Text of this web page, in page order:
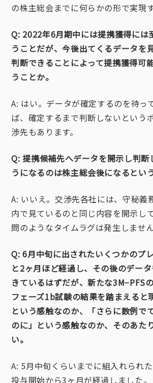
の株主総会までに何らかの形で実現
Q: 2022年6月期中には提携獲得には
うことだが、今後出てくるデータを
判断できることによって提携獲得可
うことか。
A: はい。データが確定するのを待っ
ば、確定するまで判断しないという
渉先もあります。
Q: 提携候補先へデータを開示し判断
うになるのは株主総会後になるとい
A: いいえ。交渉先各社には、守秘義
内で見ているのと同じ内容を開示し
問のようなタイムラグは発生しません
Q: 6月中旬に出されたいくつかのプ
と2ヶ月ほど経過し、その後のデー
きているはずだが、新たな3M−PFS
フェーズ1b試験の結果を踏まえると
という感触なのか、「さらに数例で
のに」という感触なのか、そのあた
い。
A: 5月中旬くらいまでに組入れられ
投与開始から3ヶ月が経過しました。